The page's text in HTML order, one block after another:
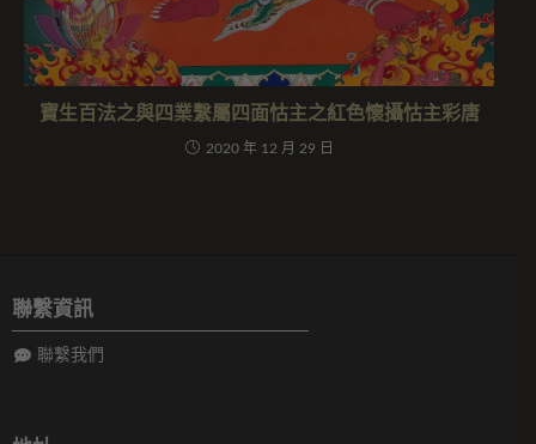
寶生百法之與四業繫屬四面怙主之紅色懷攝怙主彩唐
2020 年 12 月 29 日
聯繫資訊
聯繫我們